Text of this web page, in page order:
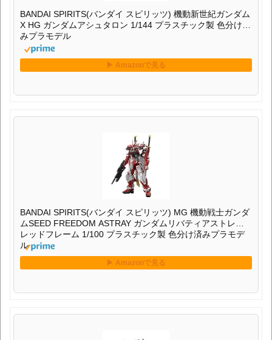
BANDAI SPIRITS(バンダイ スピリッツ) 機動新世紀ガンダム
X HG ガンダムアシュタロン 1/144 プラスチック製 色分け済
みプラモデル
BANDAI SPIRITS(バンダイ スピリッツ) MG 機動戦士ガンダ
ムSEED FREEDOM ASTRAY ガンダムリバティアストレイ
レッドフレーム 1/100 プラスチック製 色分け済みプラモデ
ル